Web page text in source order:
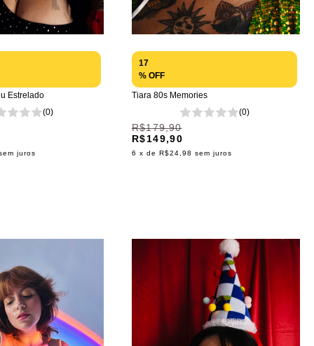
Estrelado
(0)
juros
17
% OFF
Tiara 80s Memories
(0)
R$179,90
R$149,90
6 x de R$24,98 sem juros